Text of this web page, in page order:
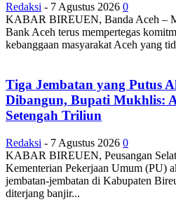
Redaksi - 7 Agustus 2026 0
KABAR BIREUEN, Banda Aceh –
Bank Aceh terus mempertegas
kebanggaan masyarakat Aceh yang
Tiga Jembatan yang Putus
Dibangun, Bupati Mukhlis:
Setengah Triliun
Redaksi - 7 Agustus 2026 0
KABAR BIREUEN, Peusangan
Kementerian Pekerjaan Umum (PU)
jembatan-jembatan di Kabupaten
diterjang banjir...